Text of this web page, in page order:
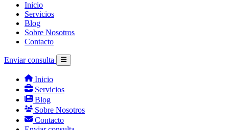
Inicio
Servicios
Blog
Sobre Nosotros
Contacto
Enviar consulta
Inicio
Servicios
Blog
Sobre Nosotros
Contacto